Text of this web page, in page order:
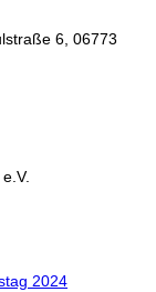
6, 06773
2024